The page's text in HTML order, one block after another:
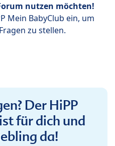
nutzen möchten!
Mein BabyClub ein, um
zu stellen.
Der HiPP
für dich und
da!